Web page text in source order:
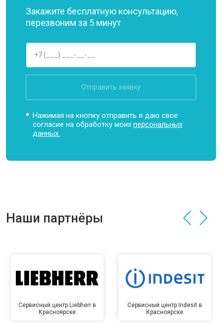
Закажите бесплатную консультацию,
перезвоним за 5 минут
Отправить заявку
Нажимая на кнопку отправить я даю свое
согласие на обработку моихперсональных
данных.
Наши партнёры
Сервисный центр Liebherr в
Красноярске
Сервисный центр Indesit в
Красноярске